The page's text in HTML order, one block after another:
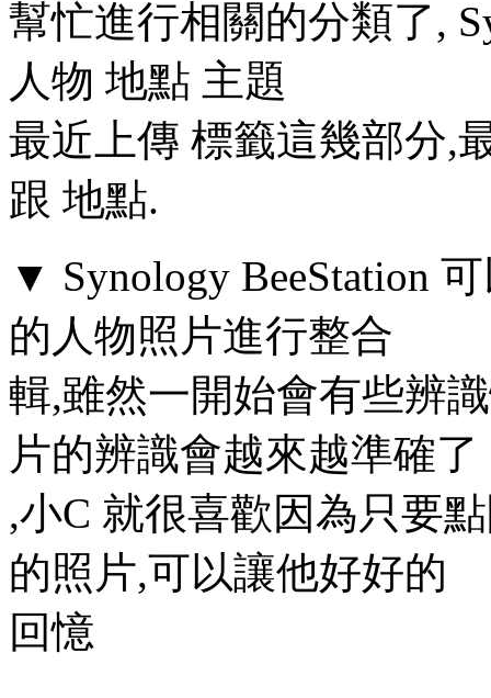
幫忙進行相關的分類了,
人物 地點 主題
最近上傳 標籤這幾部分,
跟 地點.
▼ Synology BeeStation
的人物照片進行整合
輯,雖然一開始會有些辨
片的辨識會越來越準確了
,小C 就很喜歡因為只要
的照片,可以讓他好好的
回憶